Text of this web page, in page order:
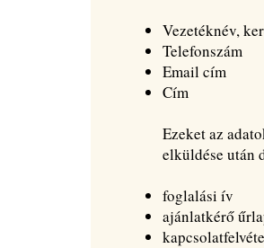
Vezetéknév,
Telefonszám
Email cím
Cím
Ezeket az
elküldése után
foglalási ív
ajánlatkérő